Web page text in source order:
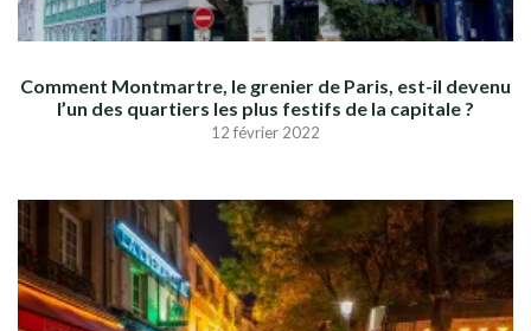
Comment Montmartre, le grenier de Paris, est-il devenu
l’un des quartiers les plus festifs de la capitale ?
12 février 2022